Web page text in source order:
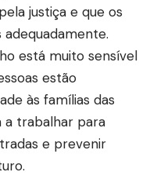
justiça e que os
adequadamente.
está muito sensível
estão
às famílias das
a trabalhar para
e prevenir